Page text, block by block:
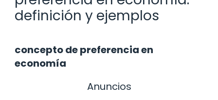
definición y ejemplos
concepto de preferencia en
economía
Anuncios